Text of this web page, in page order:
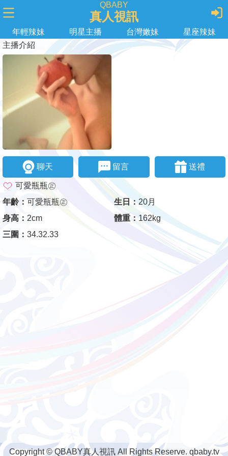
QBABY
真人視訊
年輕辣妹 明星主播 台灣嫩妹
星座辣妹
主播介紹
聊天 留言 送禮
可愛瓶瓶㊣
年齡： 可愛瓶瓶㊣ 生日： 20月
身高： 2cm 體重：162kg
三圍： 34.32.33
Copyright © QBABY真人視訊 All Rights Reserve. qbaby.tv